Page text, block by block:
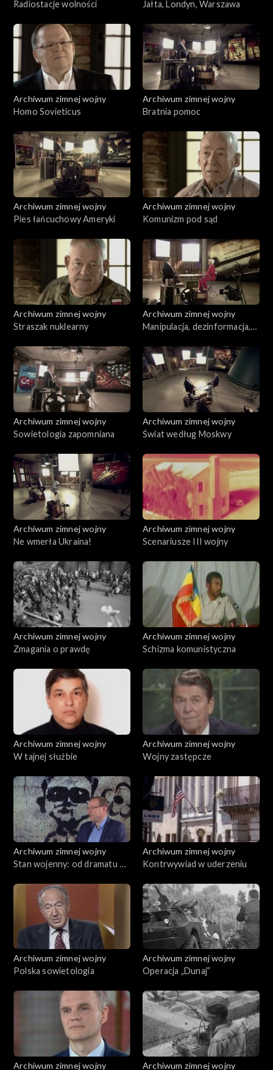
Radiostacje wolności Jałta, Londyn, Warszawa
Archiwum zimnej wojny
Homo Sovieticus
Archiwum zimnej wojny
Bratnia pomoc
Archiwum zimnej wojny
Pies łańcuchowy Ameryki
Archiwum zimnej wojny
Komunizm pod sąd
Archiwum zimnej wojny
Straszak nuklearny
Archiwum zimnej wojny
Manipulacja, dezinformacja,
Archiwum zimnej wojny
Sowietologia zapomniana
Archiwum zimnej wojny
Świat według Moskwy
Archiwum zimnej wojny
Ne wmerła Ukraina!
Archiwum zimnej wojny
Scenariusze III wojny
Archiwum zimnej wojny
Zmagania o prawdę
Archiwum zimnej wojny
Schizma komunistyczna
Archiwum zimnej wojny
W tajnej służbie
Archiwum zimnej wojny
Wojny zastępcze
Archiwum zimnej wojny
Stan wojenny: od dramatu do
Archiwum zimnej wojny
Kontrwywiad w uderzeniu
Archiwum zimnej wojny
Polska sowietologia
Archiwum zimnej wojny
Operacja „Dunaj”
Archiwum zimnej wojny
Archiwum zimnej wojny